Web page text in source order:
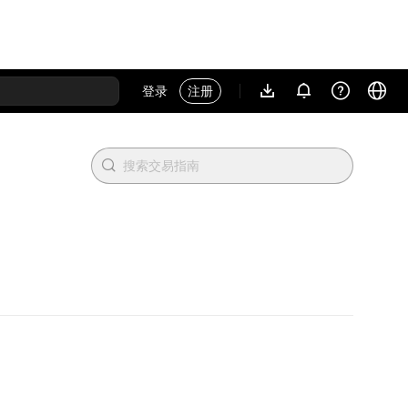
登录 注册